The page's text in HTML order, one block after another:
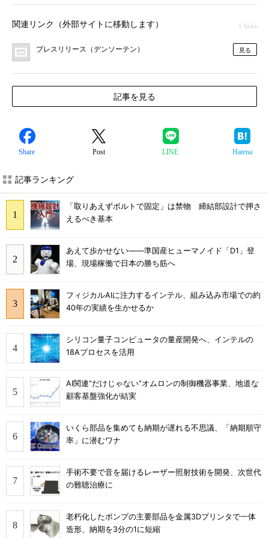
関連リンク（外部サイトに移動します） 1 links
プレスリリース（デンソーテン） 見る
記事を見る
Share Post LINE Hatena
記事ランキング
「取りあえずボルトで固定」は禁物 締結部設計で押さ
えるべき基本
あえて歩かせない――準国産ヒューマノイド「D1」登
場、現場稼働で日本の勝ち筋へ
フィジカルAIに注力するインテル、組み込み市場での約
40年の実績を生かせるか
シリコン量子コンピュータの量産開発へ、インテルの
18Aプロセスを活用
AI関連“だけじゃない”オムロンの制御機器事業、地道な
顧客基盤強化が結実
いくら部品を集めても納期が遅れる不思議、「納期順守
率」に潜むワナ
手術不要で音を届けるレーザー照射技術を開発、次世代
の難聴治療に
老朽化したポンプの主要部品を金属3Dプリンタで一体
造形、納期を3分の1に短縮